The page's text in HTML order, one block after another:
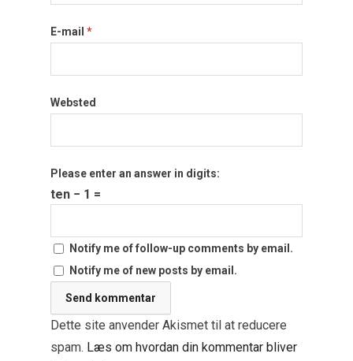
E-mail *
Websted
Please enter an answer in digits:
ten − 1 =
Notify me of follow-up comments by email.
Notify me of new posts by email.
Dette site anvender Akismet til at reducere
spam. Læs om hvordan din kommentar bliver